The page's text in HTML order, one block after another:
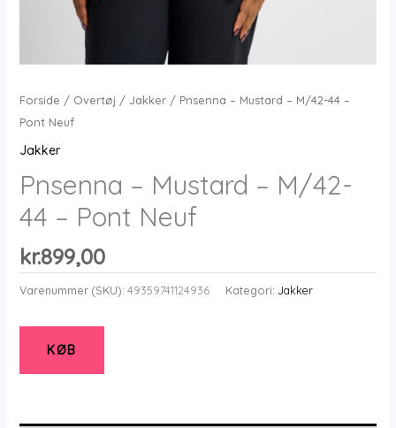
Forside / Overtøj / Jakker/ Pnsenna – Mustard – M/42-44 –
Pont Neuf
Jakker
Pnsenna – Mustard – M/42-
44 – Pont Neuf
kr.899,00
Varenummer (SKU): 49359741124936 Kategori: Jakker
KØB